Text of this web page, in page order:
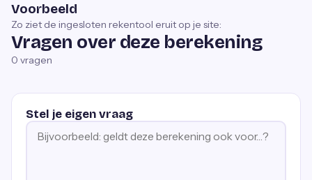
Voorbeeld
Zo ziet de ingesloten rekentool eruit op je site:
Vragen over deze berekening
0 vragen
Stel je eigen vraag